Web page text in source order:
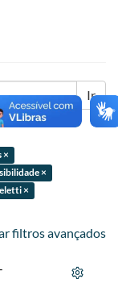
Ir
×
×
×
filtros avançados